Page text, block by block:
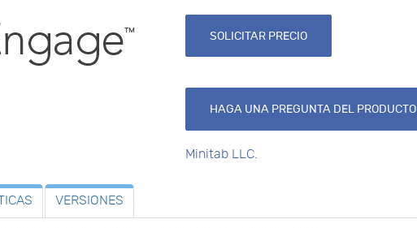
SOLICITAR PRECIO
HAGA UNA PREGUNTA DEL PRODUCTO
Minitab LLC.
VERSIONES